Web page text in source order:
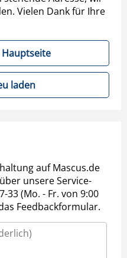
Vielen Dank für Ihre
laden
auf Mascus.de
unsere Service-
33 (Mo. - Fr. von 9:00
Feedbackformular.